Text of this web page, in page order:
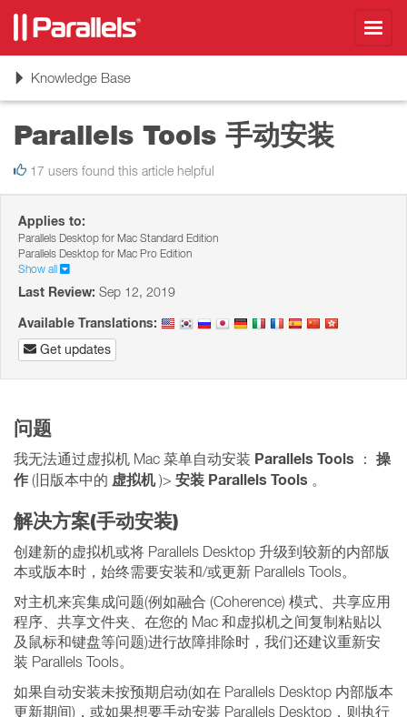
ToggleKnowledge Base
Parallels Tools 手动安装
17 users found this article helpful
Applies to:
Parallels Desktop for Mac Standard Edition
Parallels Desktop for Mac Pro Edition
Show all
Last Review: Sep 12, 2019
Available Translations:
Get updates
问题
我无法通过虚拟机 Mac 菜单自动安装 Parallels Tools ： 操
作 (旧版本中的 虚拟机)> 安装 Parallels Tools 。
解决方案(手动安装)
创建新的虚拟机或将 Parallels Desktop 升级到较新的内部版
本或版本时，始终需要安装和/或更新 Parallels Tools。
对主机来宾集成问题(例如融合 (Coherence) 模式、共享应用
程序、共享文件夹、在您的 Mac 和虚拟机之间复制粘贴以
及鼠标和键盘等问题)进行故障排除时，我们还建议重新安
装 Parallels Tools。
如果自动安装未按预期启动(如在 Parallels Desktop 内部版本
更新期间)，或如果想要手动安装 Parallels Desktop，则执行